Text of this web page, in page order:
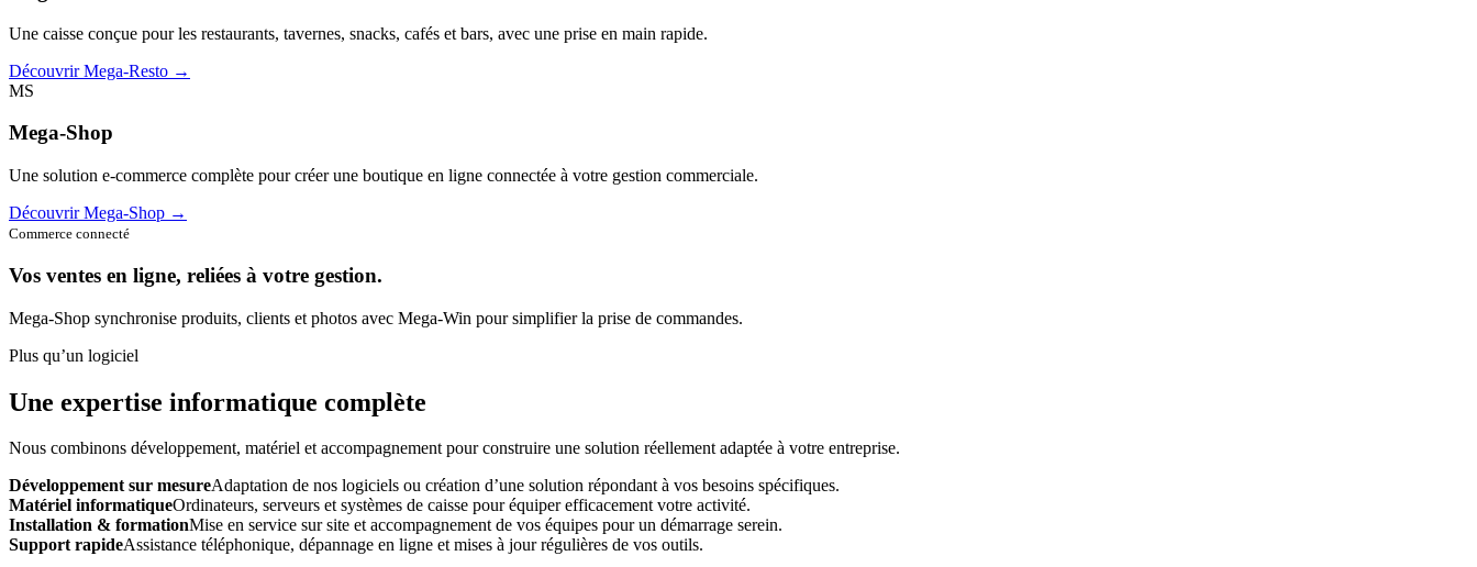
Une caisse conçue pour les restaurants, tavernes, snacks, cafés et bars, avec une prise en main rapide.
Découvrir Mega-Resto →
MS
Mega-Shop
Une solution e-commerce complète pour créer une boutique en ligne connectée à votre gestion commerciale.
Découvrir Mega-Shop →
Commerce connecté
Vos ventes en ligne, reliées à votre gestion.
Mega-Shop synchronise produits, clients et photos avec Mega-Win pour simplifier la prise de commandes.
Plus qu’un logiciel
Une expertise informatique complète
Nous combinons développement, matériel et accompagnement pour construire une solution réellement adaptée à votre entreprise.
Développement sur mesureAdaptation de nos logiciels ou création d’une solution répondant à vos besoins spécifiques.
Matériel informatiqueOrdinateurs, serveurs et systèmes de caisse pour équiper efficacement votre activité.
Installation & formationMise en service sur site et accompagnement de vos équipes pour un démarrage serein.
Support rapideAssistance téléphonique, dépannage en ligne et mises à jour régulières de vos outils.